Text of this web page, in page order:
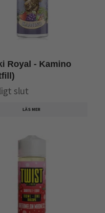
Royal - Kamino
slut
LÄS MER